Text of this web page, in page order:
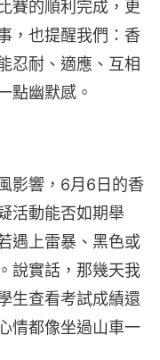
賽的順利完成，更
，也提醒我們：香
忍耐、適應、互相
點幽默感。
影響，6月6日的香
活動能否如期舉
遇上雷暴、黑色或
說實話，那幾天我
生查看考試成績還
情都像坐過山車一